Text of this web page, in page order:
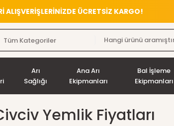
ÜCRETSİZ KARGO!
Arı
Sağlığı
Ana Arı
Ekipmanları
Bal İşleme
Ekipmanları
Yemlik Fiyatları